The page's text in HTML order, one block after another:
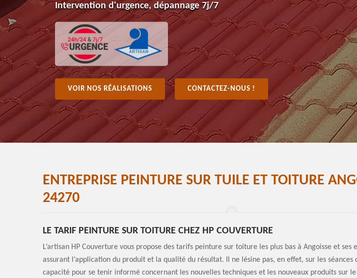
Intervention d'urgence, dépannage 7j/7
VOIR NOS RÉALISATIONS CONTACTEZ-NOUS !
ENTREPRISE PEINTURE SUR TUILE ET TOITURE
24270
LE TARIF PEINTURE SUR TOITURE CHEZ HP COUVERTURE
L’artisan HP Couverture vous propose des tarifs peinture sur toiture les plus bas à Angoisse et ses
assurant l’application du produit et la qualité du résultat. Il ne lésine pas, en effet, sur les
capacité pour se tenir informé concernant les nouvelles techniques et les nouveaux produits sur